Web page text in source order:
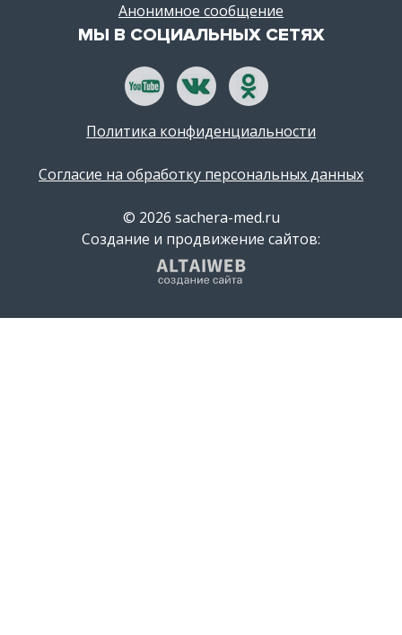
Анонимное сообщение
МЫ В СОЦИАЛЬНЫХ СЕТЯХ
Политика конфиденциальности
Согласие на обработку персональных данных
© 2026 sachera-med.ru
Создание и продвижение сайтов: